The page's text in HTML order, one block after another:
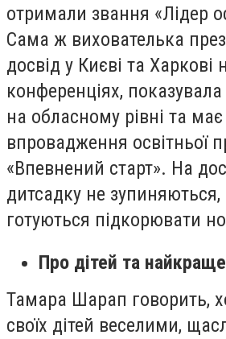
отримали звання «Лідер
Сама ж вихователька
досвід у Києві та Харкові
конференціях,
на обласному рівні та має
впровадження освітньої
«Впевнений старт». На
дитсадку не
готуються підкорювати
Про дітей та
Тамара Шарап говорить,
своїх дітей веселими,